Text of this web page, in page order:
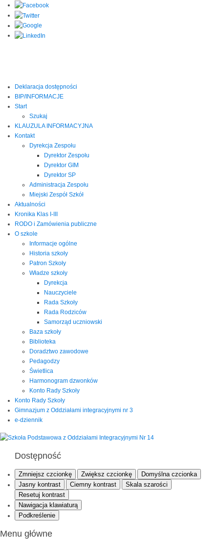
Deklaracja dostępności
BIP/INFORMACJE
Start
Szukaj
KLAUZULA INFORMACYJNA
Kontakt
Dyrekcja Zespołu
Dyrektor Zespołu
Dyrektor GIM
Dyrektor SP
Administracja Zespołu
Miejski Zespół Szkół
Aktualności
Kronika Klas I-III
RODO i Zamówienia publiczne
O szkole
Informacje ogólne
Historia szkoły
Patron Szkoły
Władze szkoły
Dyrekcja
Nauczyciele
Rada Szkoły
Rada Rodziców
Samorząd uczniowski
Baza szkoły
Biblioteka
Doradztwo zawodowe
Pedagodzy
Świetlica
Harmonogram dzwonków
Konto Rady Szkoły
Konto Rady Szkoły
Gimnazjum z Oddziałami integracyjnymi nr 3
e-dziennik
Dostępność
Zmniejsz czcionkę Zwiększ czcionkę
Domyślna czcionka
Jasny kontrast
Ciemny kontrast
Skala szarości
Resetuj kontrast
Nawigacja klawiaturą
Podkreślenie
Menu główne